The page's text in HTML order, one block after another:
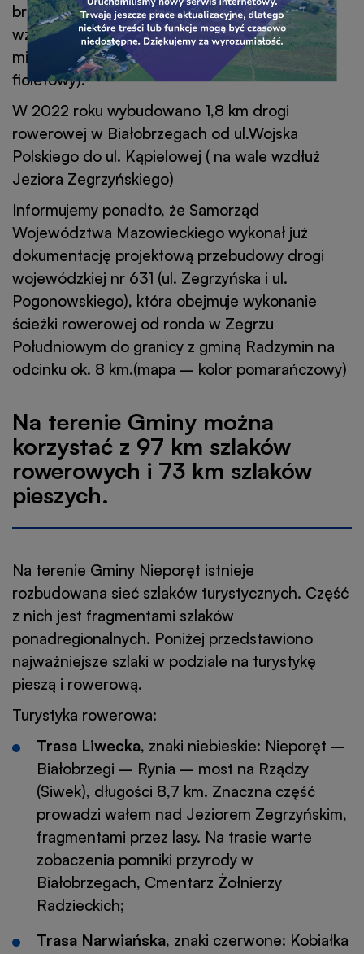
brakujący odcinek łączący istniejąca ścieżkę
wzdłuż ul. Wojska Pilskiego i ul. Wczasowej w
miejscowości Białobrzegi.(mapa – kolor
fioletowy).
W 2022 roku wybudowano 1,8 km drogi
rowerowej w Białobrzegach od ul.Wojska
Polskiego do ul. Kąpielowej ( na wale wzdłuż
Jeziora Zegrzyńskiego)
Informujemy ponadto, że Samorząd
Województwa Mazowieckiego wykonał już
dokumentację projektową przebudowy drogi
wojewódzkiej nr 631 (ul. Zegrzyńska i ul.
Pogonowskiego), która obejmuje wykonanie
ścieżki rowerowej od ronda w Zegrzu
Południowym do granicy z gminą Radzymin na
odcinku ok. 8 km.(mapa – kolor pomarańczowy)
Na terenie Gminy można
korzystać z 97 km szlaków
rowerowych i 73 km szlaków
pieszych.
Na terenie Gminy Nieporęt istnieje
rozbudowana sieć szlaków turystycznych. Część
z nich jest fragmentami szlaków
ponadregionalnych. Poniżej przedstawiono
najważniejsze szlaki w podziale na turystykę
pieszą i rowerową.
Turystyka rowerowa:
Trasa Liwecka, znaki niebieskie: Nieporęt –
Białobrzegi – Rynia – most na Rządzy
(Siwek), długości 8,7 km. Znaczna część
prowadzi wałem nad Jeziorem Zegrzyńskim,
fragmentami przez lasy. Na trasie warte
zobaczenia pomniki przyrody w
Białobrzegach, Cmentarz Żołnierzy
Radzieckich;
Trasa Narwiańska, znaki czerwone: Kobiałka